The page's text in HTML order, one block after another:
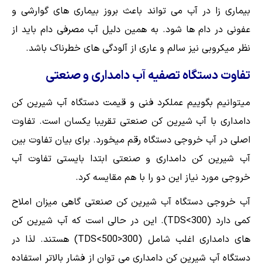
بیماری زا در آب می تواند باعث بروز بیماری های گوارشی و
عفونی در دام ها شود. به همین دلیل آب مصرفی دام باید از
نظر میکروبی نیز سالم و عاری از آلودگی های خطرناک باشد.
تفاوت دستگاه تصفیه آب دامداری و صنعتی
میتوانیم بگوییم عملکرد فنی و قیمت دستگاه آب شیرین کن
دامداری با آب شیرین کن صنعتی تقریبا یکسان است. تفاوت
اصلی در آب خروجی دستگاه رقم میخورد. برای بیان تفاوت بین
آب شیرین کن دامداری و صنعتی ابتدا بایستی تفاوت آب
خروجی مورد نیاز این دو را با هم مقایسه کرد.
آب خروجی دستگاه آب شیرین کن صنعتی گاهی میزان املاح
کمی دارد (TDS<300). این در حالی است که آب شیرین کن
های دامداری اغلب شامل (300<TDS<500) هستند. لذا در
دستگاه آب شیرین کن دامداری می توان از فشار بالاتر استفاده